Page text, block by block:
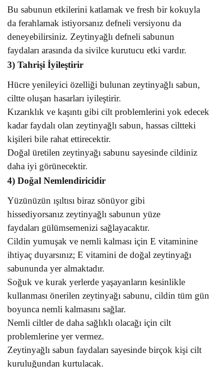
Bu sabunun etkilerini katlamak ve fresh bir kokuyla
da ferahlamak istiyorsanız defneli versiyonu da
deneyebilirsiniz. Zeytinyağlı defneli sabunun
faydaları arasında da sivilce kurutucu etki vardır.
3) Tahrişi İyileştirir
Hücre yenileyici özelliği bulunan zeytinyağlı sabun,
ciltte oluşan hasarları iyileştirir.
Kızarıklık ve kaşıntı gibi cilt problemlerini yok edecek
kadar faydalı olan zeytinyağlı sabun, hassas ciltteki
kişileri bile rahat ettirecektir.
Doğal üretilen zeytinyağı sabunu sayesinde cildiniz
daha iyi görünecektir.
4) Doğal Nemlendiricidir
Yüzünüzün ışıltısı biraz sönüyor gibi
hissediyorsanız zeytinyağlı sabunun yüze
faydaları gülümsemenizi sağlayacaktır.
Cildin yumuşak ve nemli kalması için E vitaminine
ihtiyaç duyarsınız; E vitamini de doğal zeytinyağı
sabununda yer almaktadır.
Soğuk ve kurak yerlerde yaşayanların kesinlikle
kullanması önerilen zeytinyağı sabunu, cildin tüm gün
boyunca nemli kalmasını sağlar.
Nemli ciltler de daha sağlıklı olacağı için cilt
problemlerine yer vermez.
Zeytinyağlı sabun faydaları sayesinde birçok kişi cilt
kuruluğundan kurtulacak.